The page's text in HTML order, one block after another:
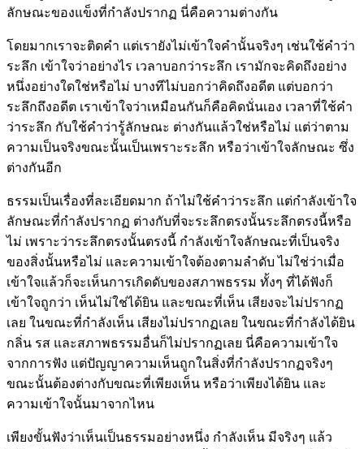
ลักษณะของแข็งที่กำลังปรากฏ นี่คือความต่างกัน
โดยมากเราจะติดคำ แต่เรายังไม่เข้าใจคำนั้นจริงๆ เช่นใช้คำว่า
ระลึก เข้าใจว่าอย่างไร เวลาบอกว่าระลึก เรามักจะคิดถึงอย่าง
หนึ่งอย่างใดใช่หรือไม่ บางทีไม่บอกว่าคิดถึงอดีต แต่บอกว่า
ระลึกถึงอดีต เราเข้าใจว่าเหมือนกันก็คือคิดนั่นเอง เวลาที่ใช้คำ
ว่าระลึก กับใช้คำว่ารู้ลักษณะ ต่างกันแล้วใช่หรือไม่ แต่ว่าตาม
ความเป็นจริงขณะนั้นเป็นเพราะระลึก หรือว่าเข้าใจลักษณะ ซึ่ง
ต่างกันอีก
ธรรมเป็นเรื่องที่ละเอียดมาก ถ้าไม่ใช้คำว่าระลึก แต่กำลังเข้าใจ
ลักษณะที่กำลังปรากฏ ต่างกับที่จะระลึกตรงนั้นระลึกตรงนี้หรือ
ไม่ เพราะว่าระลึกตรงนั้นตรงนี้ กำลังเข้าใจลักษณะที่เป็นจริง
ของสิ่งนั้นหรือไม่ และความเข้าใจต้องตามลำดับ ไม่ใช่ว่าเมื่อ
เข้าใจแล้วก็จะเห็นการเกิดดับของสภาพธรรม ทั้งๆ ที่ได้ฟังก็
เข้าใจถูกว่า เห็นไม่ใช่ได้ยิน และขณะที่เห็น เสียงจะไม่ปรากฏ
เลย ในขณะที่กำลังเห็น เสียงไม่ปรากฏเลย ในขณะที่กำลังได้ยิน
กลิ่น รส และสภาพธรรมอื่นก็ไม่ปรากฏเลย นี่คือความเข้าใจ
จากการฟัง แต่ปัญญาความเห็นถูกในสิ่งที่กำลังปรากฏจริงๆ
ขณะนั้นต้องต่างกับขณะที่เพียงเห็น หรือว่าเพียงได้ยิน และ
ความเข้าใจนั้นมาจากไหน
เพียงขั้นฟังว่าเห็นเป็นธรรมอย่างหนึ่ง กำลังเห็น มีจริงๆ แล้ว